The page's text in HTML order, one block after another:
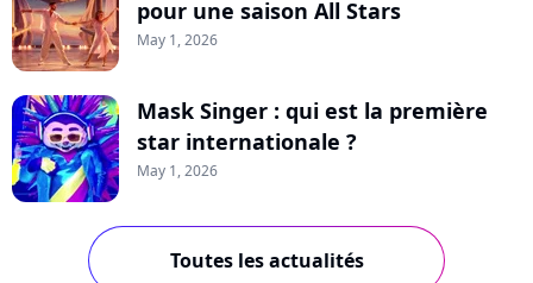
pour une saison All Stars
May 1, 2026
Mask Singer : qui est la première
star internationale ?
May 1, 2026
Toutes les actualités